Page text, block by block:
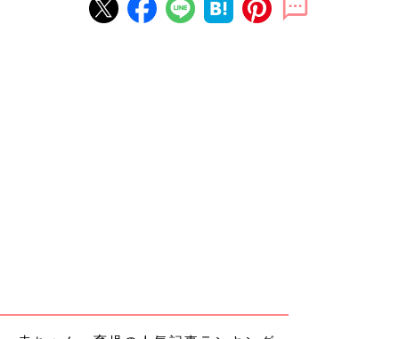
どうにかしてもらいます。夫が不在で子どもだけの日のために、
入れて薄ければ各自で好きなものトッピングしてもらいます！あ